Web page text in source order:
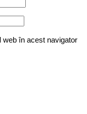
web în acest navigator